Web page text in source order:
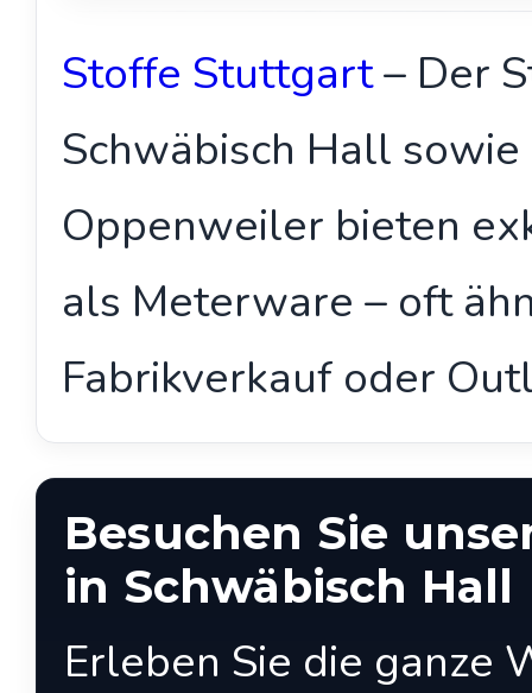
Stoffe Stuttgart– Der
Schwäbisch Hall
Oppenweiler bieten
als Meterware – oft
Fabrikverkauf oder
Besuchen Sie
in Schwäbisch Hall
Erleben Sie die ganze